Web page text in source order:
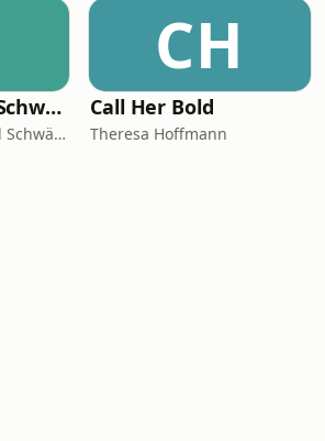
Sag bloß! - Der Schwäbische Alb Podcast
Magazin Alblust und Schwäbische Alb Tourismus
CH
Call Her Bold
Theresa Hoffmann